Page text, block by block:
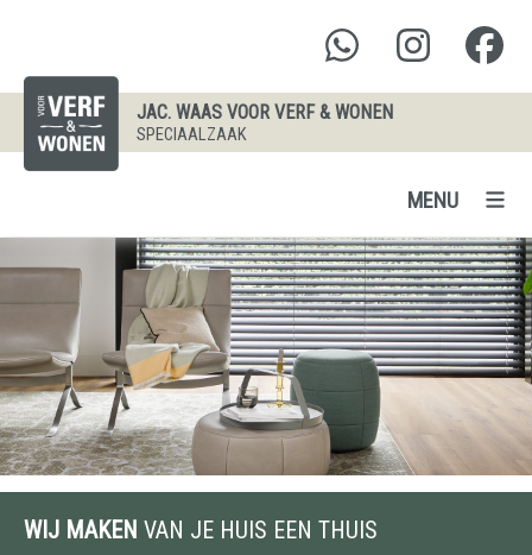
JAC. WAAS VOOR VERF & WONEN
SPECIAALZAAK
MENU
WIJ MAKEN VAN JE HUIS EEN THUIS